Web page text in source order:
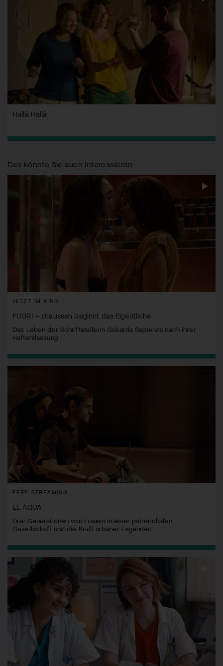
Hallå Hallå
Das könnte Sie auch interessieren
JETZT IM KINO
FUORI – draussen beginnt das Eigentliche
Das Leben der Schriftstellerin Goliarda Sapienza nach ihrer
Haftentlassung
FREE-STREAMING
EL AGUA
Drei Generationen von Frauen in einer patriarchalen
Gesellschaft und die Kraft urbaner Legenden